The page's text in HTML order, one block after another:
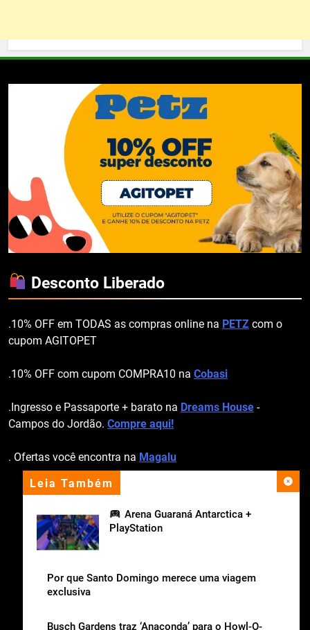
Leia Também
Arena Guaraná Antarctica +
PlayStation
Por que Santo Domingo merece uma viagem
exclusiva
Busch Gardens traz ‘Anaconda’ para o Howl-O-
Desconto Liberado
.10% OFF em TODAS as compras online na PETZ com o
cupom AGITOPET
.10% OFF com cupom COMPRA10 na Cobasi
.Ingresso e Passaporte + barato na Dreams House -
Campos do Jordão. Compre aqui!
. Ofertas você encontra na Magalu
apoio institucional